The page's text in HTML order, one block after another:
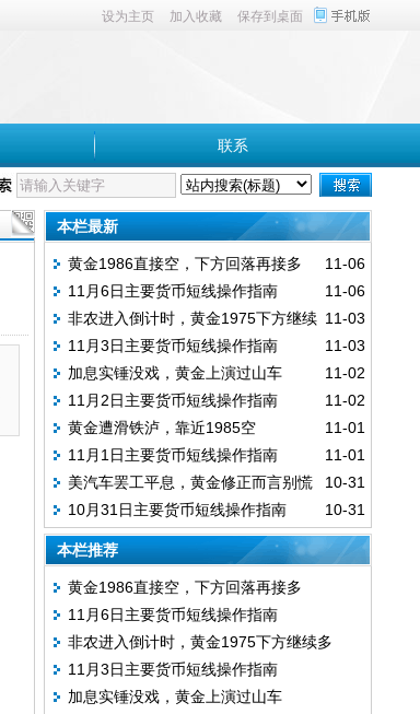
设为主页 加入收藏 保存到桌面
联系
本栏最新
11-06
黄金1986直接空，下方回落再接多
11-06
11月6日主要货币短线操作指南
11-03
非农进入倒计时，黄金1975下方继续
多
11-03
11月3日主要货币短线操作指南
11-02
加息实锤没戏，黄金上演过山车
11-02
11月2日主要货币短线操作指南
11-01
黄金遭滑铁泸，靠近1985空
11-01
11月1日主要货币短线操作指南
10-31
美汽车罢工平息，黄金修正而言别慌
10-31
10月31日主要货币短线操作指南
本栏推荐
黄金1986直接空，下方回落再接多
11月6日主要货币短线操作指南
非农进入倒计时，黄金1975下方继续多
11月3日主要货币短线操作指南
加息实锤没戏，黄金上演过山车